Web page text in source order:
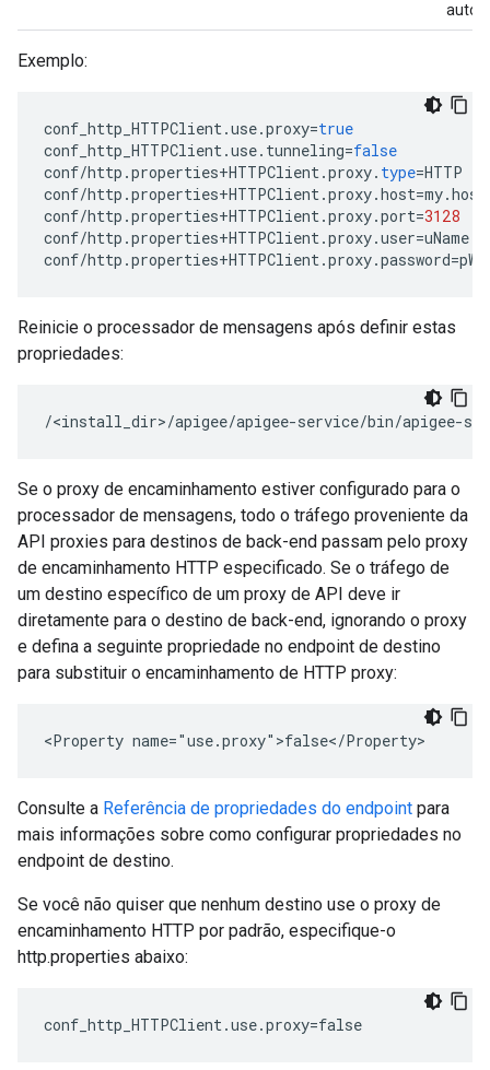
Exemplo:
conf_http_HTTPClient.use.proxy=true
conf_http_HTTPClient.use. tunneling=false
conf/http .properties+HTTPClient.proxy. type=HTTP
conf/http .properties+HTTPClient.proxy.host=my.host
conf/http .properties+HTTPClient.proxy.port=3128
conf/http .properties+HTTPClient.proxy.user=uName
conf/http .properties+HTTPClient.proxy.password=
Reinicie o processador de mensagens após definir estas
propriedades:
/<install_dir>/apigee/apigee-service/bin/apigee-
Se o proxy de encaminhamento estiver configurado para o
processador de mensagens, todo o tráfego proveniente da
API proxies para destinos de back-end passam pelo proxy
de encaminhamento HTTP especificado. Se o tráfego de
um destino específico de um proxy de API deve ir
diretamente para o destino de back-end, ignorando o proxy
e defina a seguinte propriedade no endpoint de destino
para substituir o encaminhamento de HTTP proxy:
<Property name="use.proxy">false</Property>
Consulte a Referência de propriedades do endpoint para
mais informações sobre como configurar propriedades no
endpoint de destino.
Se você não quiser que nenhum destino use o proxy de
encaminhamento HTTP por padrão, especifique-o
http.properties abaixo:
conf_http_HTTPClient.use.proxy=false